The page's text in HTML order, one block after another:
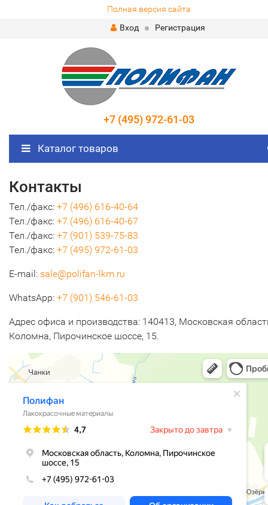
Полная версия сайта
Вход
Регистрация
+7 (495) 972-61-03
Каталог товаров
Контакты
Тел./факс: +7 (496) 616-40-64
Тел./факс: +7 (496) 616-40-67
Тел./факс: +7 (901) 539-75-83
Тел./факс: +7 (495) 972-61-03
E-mail: sale@polifan-lkm.ru
WhatsApp: +7 (901) 546-61-03
Адрес офиса и производства: 140413, Московская
Коломна, Пирочинское шоссе, 15.